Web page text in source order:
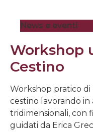
News e eventi
Workshop
Cestino
Workshop pratico
cestino lavorando
tridimensionali, con
guidati da Erica